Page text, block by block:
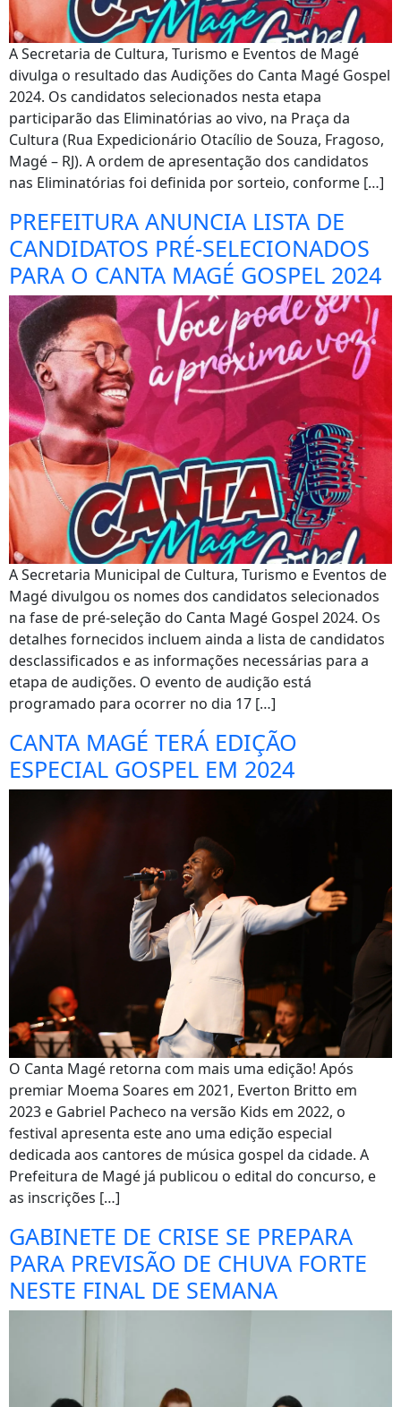
A Secretaria de Cultura, Turismo e Eventos de Magé
divulga o resultado das Audições do Canta Magé Gospel
2024. Os candidatos selecionados nesta etapa
participarão das Eliminatórias ao vivo, na Praça da
Cultura (Rua Expedicionário Otacílio de Souza, Fragoso,
Magé – RJ). A ordem de apresentação dos candidatos
nas Eliminatórias foi definida por sorteio, conforme […]
PREFEITURA ANUNCIA LISTA DE
CANDIDATOS PRÉ-SELECIONADOS
PARA O CANTA MAGÉ GOSPEL 2024
A Secretaria Municipal de Cultura, Turismo e Eventos de
Magé divulgou os nomes dos candidatos selecionados
na fase de pré-seleção do Canta Magé Gospel 2024. Os
detalhes fornecidos incluem ainda a lista de candidatos
desclassificados e as informações necessárias para a
etapa de audições. O evento de audição está
programado para ocorrer no dia 17 […]
CANTA MAGÉ TERÁ EDIÇÃO
ESPECIAL GOSPEL EM 2024
O Canta Magé retorna com mais uma edição! Após
premiar Moema Soares em 2021, Everton Britto em
2023 e Gabriel Pacheco na versão Kids em 2022, o
festival apresenta este ano uma edição especial
dedicada aos cantores de música gospel da cidade. A
Prefeitura de Magé já publicou o edital do concurso, e
as inscrições […]
GABINETE DE CRISE SE PREPARA
PARA PREVISÃO DE CHUVA FORTE
NESTE FINAL DE SEMANA